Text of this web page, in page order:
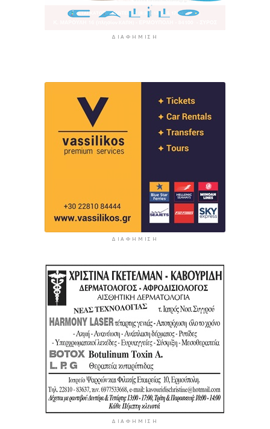
ΔΙΑΦΉΜΙΣΗ
ΔΙΑΦΉΜΙΣΗ
ΔΙΑΦΉΜΙΣΗ